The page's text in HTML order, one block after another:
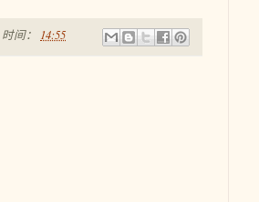
时间： 14:55